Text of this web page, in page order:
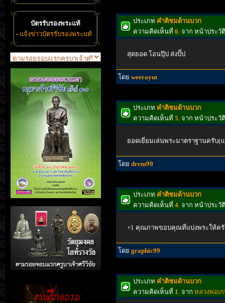
บัตรรับรองพระแท้
- แจ้งข่าวบัตรรับรองพระแท้
ประเภท คำติชมด้านบวก
ความคิดเห็นที่ 6. จาก หน้าประวั
สุดยอด โอนปุ๊ป ส่งปั๊ป
โดย weerayut
ประเภท คำติชมด้านบวก
ความคิดเห็นที่ 5. จาก หน้าประวั
ยอดเยี่ยมเล่นพระมาตราฐานครับ(
โดย drem99
ประเภท คำติชมด้านบวก
ความคิดเห็นที่ 4. จาก หน้าประวั
+1 คุณภาพขอบคุณที่แบ่งพระให้ค
โดย graphic99
ประเภท คำติชมด้านบวก
ความคิดเห็นที่ 1. จาก หลวงพ่อเ